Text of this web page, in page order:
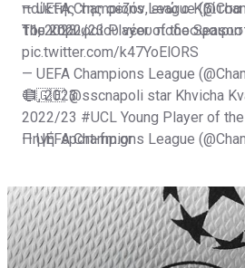
— UEFA Champions League
11, 2023
παίκτης της σεζόν, ενώ ο
του κορυφαίου νέου
The 2022/23 Player of the Season
pic.twitter.com/k47YoElORS
— UEFA Champions League
11, 2023
🔵🇬🇪@sscnapoli star Khvicha
2022/23 #UCL Young Player of
— UEFA Champions League
Πηγή: sport-fm.gr